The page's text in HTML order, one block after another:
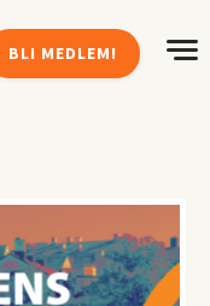
BLI MEDLEM!